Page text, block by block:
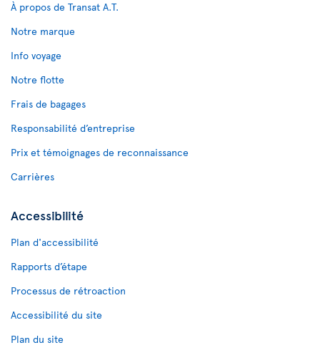
À propos de Transat A.T.
Notre marque
Info voyage
Notre flotte
Frais de bagages
Responsabilité d’entreprise
Prix et témoignages de reconnaissance
Carrières
Accessibilité
Plan d'accessibilité
Rapports d’étape
Processus de rétroaction
Accessibilité du site
Plan du site